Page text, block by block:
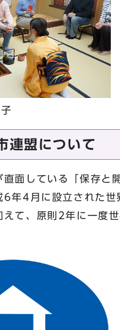
連盟について
直面している「保存と
6年4月に設立された
えて、原則2年に一度